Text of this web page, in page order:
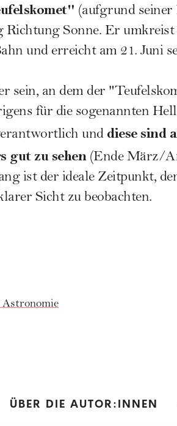
(aufgrund
Richtung Sonne. Er umkreist
und erreicht am 21. Juni
sein, an dem der
für die sogenannten
und diese sind
gut zu sehen (Ende März/
ist der ideale Zeitpunkt,
Sicht zu beobachten.
ÜBER DIE AUTOR:INNEN